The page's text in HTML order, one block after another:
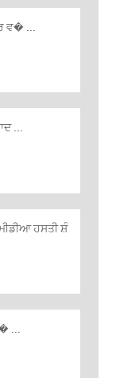
ਵ� ...
...
ਹਸਤੀ ਸ਼ੰ
...